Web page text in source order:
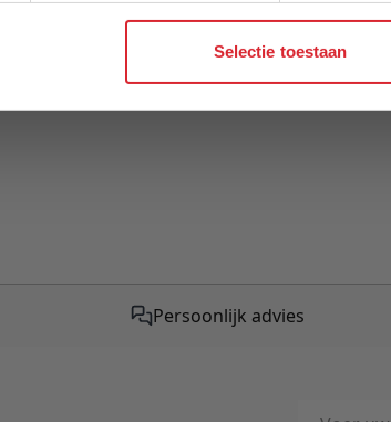
Selectie toestaan
Persoonlijk advies
E-mailadres